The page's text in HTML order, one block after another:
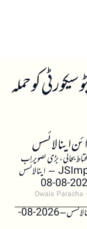
کو حملہ
اینالائسس
بحالی، بڑی تصویر اب
بھی دفاعی JSImport – اینالائسس
Owais Paracha
ڈیلی کرپٹو نیوز اینالائسس – 2026-08-